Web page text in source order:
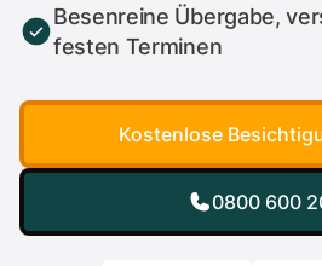
Besenreine Übergabe,
festen Terminen
Kostenlose
0800 600